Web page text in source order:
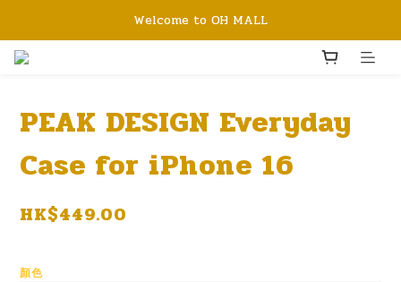
Welcome to OH MALL
PEAK DESIGN Everyday
Case for iPhone 16
HK$449.00
顏色